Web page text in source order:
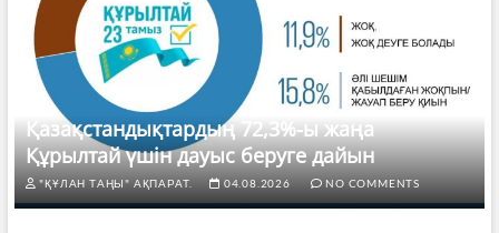
Қазақстандықтардың 72,3%-ы жаңа
Құрылтай үшін дауыс беруге дайын
"ҚҰЛАН ТАҢЫ" АҚПАРАТ. 04.08.2026 NO COMMENTS